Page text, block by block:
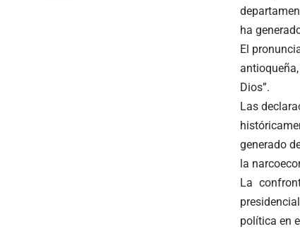
ha
El
Dios”.
Las
generado
la
La
política en